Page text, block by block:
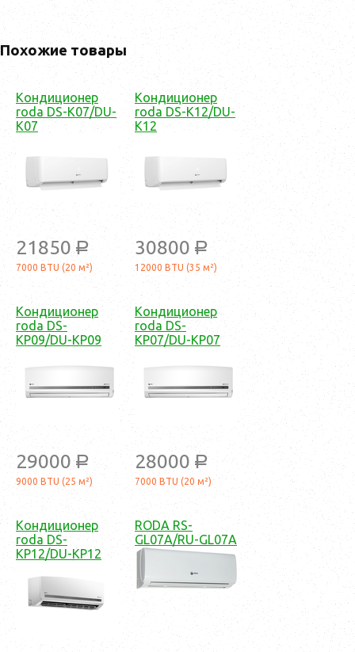
Похожие товары
Кондиционер
roda DS-K07/DU-
K07
21850 a
7000 BTU (20 м²)
Кондиционер
roda DS-K12/DU-
K12
30800 a
12000 BTU (35 м²)
Кондиционер
roda DS-
KP09/DU-KP09
29000 a
9000 BTU (25 м²)
Кондиционер
roda DS-
KP07/DU-KP07
28000 a
7000 BTU (20 м²)
Кондиционер
roda DS-
KP12/DU-KP12
RODA RS-
GL07A/RU-GL07A